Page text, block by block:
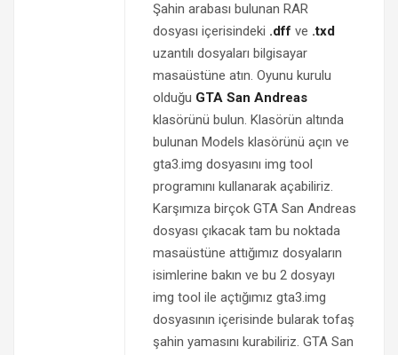
Şahin arabası bulunan RAR
dosyası içerisindeki .dff ve .txd
uzantılı dosyaları bilgisayar
masaüstüne atın. Oyunu kurulu
olduğu GTA San Andreas
klasörünü bulun. Klasörün altında
bulunan Models klasörünü açın ve
gta3.img dosyasını img tool
programını kullanarak açabiliriz.
Karşımıza birçok GTA San Andreas
dosyası çıkacak tam bu noktada
masaüstüne attığımız dosyaların
isimlerine bakın ve bu 2 dosyayı
img tool ile açtığımız gta3.img
dosyasının içerisinde bularak tofaş
şahin yamasını kurabiliriz. GTA San